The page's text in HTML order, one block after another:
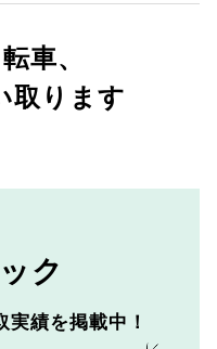
車、
取ります
ク
実績を掲載中！